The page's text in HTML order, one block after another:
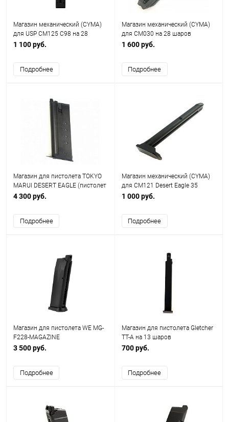
Магазин механический (CYMA)
для USP СМ125 С98 на 28
шаров
1 100 руб.
Подробнее
Магазин механический (CYMA)
для CM030 на 28 шаров
(металл)
1 600 руб.
Подробнее
Магазин для пистолета TOKYO
MARUI DESERT EAGLE (пистолет
GBB, 27 шаров, металл) -
4 300 руб.
Подробнее
Магазин механический (CYMA)
для CM121 Desert Eagle 35
шаров
1 000 руб.
Подробнее
Магазин для пистолета WE MG-
F228-MAGAZINE
3 500 руб.
Подробнее
Магазин для пистолета Gletcher
TT-A на 13 шаров
700 руб.
Подробнее